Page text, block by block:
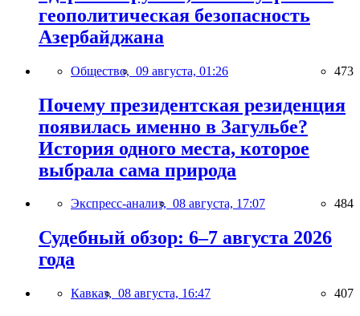
геополитическая безопасность
Азербайджана
Общество, 09 августа, 01:26 473
Почему президентская резиденция
появилась именно в Загульбе?
История одного места, которое
выбрала сама природа
Экспресс-анализ, 08 августа, 17:07 484
Судебный обзор: 6–7 августа 2026
года
Кавказ, 08 августа, 16:47 407